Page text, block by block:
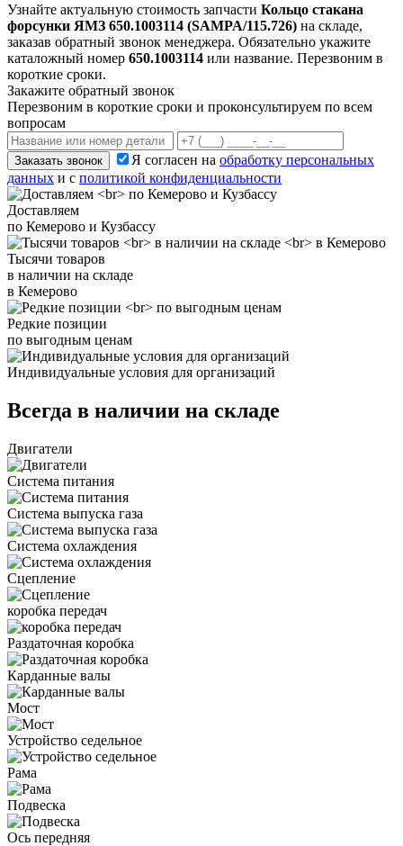
Узнайте актуальную стоимость запчасти Кольцо стакана
форсунки ЯМЗ 650.1003114 (SAMPA/115.726) на складе,
заказав обратный звонок менеджера. Обязательно укажите
каталожный номер 650.1003114 или название. Перезвоним в
короткие сроки.
Закажите обратный звонок
Перезвоним в короткие сроки и проконсультируем по всем
вопросам
Заказать звонок Я согласен на обработку персональных
данных и с политикой конфиденциальности
Доставляем
по Кемерово и Кузбассу
Тысячи товаров
в наличии на складе
в Кемерово
Редкие позиции
по выгодным ценам
Индивидуальные условия для организаций
Всегда в наличии на складе
Двигатели
Система питания
Система выпуска газа
Система охлаждения
Сцепление
коробка передач
Раздаточная коробка
Карданные валы
Мост
Устройство седельное
Рама
Подвеска
Ось передняя